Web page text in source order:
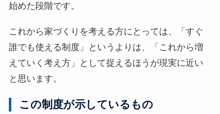
始めた段階です。
これから家づくりを考える方にとっては、「すぐ
誰でも使える制度」というよりは、「これから増
えていく考え方」として捉えるほうが現実に近い
と思います。
この制度が示しているもの